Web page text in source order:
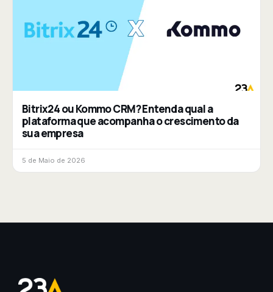
Bitrix24 ou Kommo CRM? Entenda qual a
plataforma que acompanha o crescimento da
sua empresa
5 de Maio de 2026